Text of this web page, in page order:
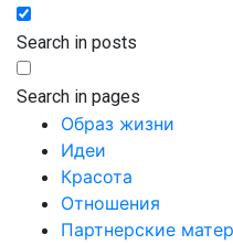
Search in posts
Search in pages
Образ жизни
Идеи
Красота
Отношения
Партнерские